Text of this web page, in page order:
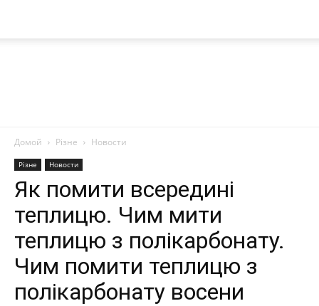
Домой Різне Новости
Різне Новости
Як помити всередині
теплицю. Чим мити
теплицю з полікарбонату.
Чим помити теплицю з
полікарбонату восени